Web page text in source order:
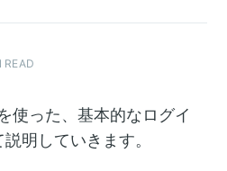
READ
使った、基本的なログイ
明していきます。